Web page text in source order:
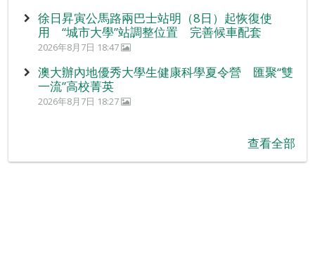
徐日昇寅公馬路兩巴士站明（8日）起恢復使
用 “城市大學”站調整位置 完善候車配套
2026年8月7日 18:47
澳大辦內地優秀大學生健康科學夏令營 匯聚“雙
一流”高校菁英
2026年8月7日 18:27
查看全部